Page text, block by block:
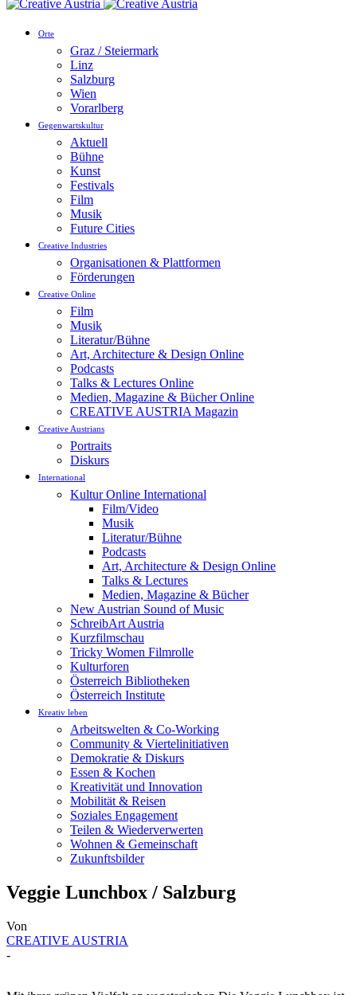
Orte
Graz / Steiermark
Linz
Salzburg
Wien
Vorarlberg
Gegenwartskultur
Aktuell
Bühne
Kunst
Festivals
Film
Musik
Future Cities
Creative Industries
Organisationen & Plattformen
Förderungen
Creative Online
Film
Musik
Literatur/Bühne
Art, Architecture & Design Online
Podcasts
Talks & Lectures Online
Medien, Magazine & Bücher Online
CREATIVE AUSTRIA Magazin
Creative Austrians
Portraits
Diskurs
International
Kultur Online International
Film/Video
Musik
Literatur/Bühne
Podcasts
Art, Architecture & Design Online
Talks & Lectures
Medien, Magazine & Bücher
New Austrian Sound of Music
SchreibArt Austria
Kurzfilmschau
Tricky Women Filmrolle
Kulturforen
Österreich Bibliotheken
Österreich Institute
Kreativ leben
Arbeitswelten & Co-Working
Community & Viertelinitiativen
Demokratie & Diskurs
Essen & Kochen
Kreativität und Innovation
Mobilität & Reisen
Soziales Engagement
Teilen & Wiederverwerten
Wohnen & Gemeinschaft
Zukunftsbilder
Veggie Lunchbox / Salzburg
Von
CREATIVE AUSTRIA
-